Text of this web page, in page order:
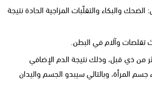
والبكاء والتقلّبات المزاجية الحادة نتيجة
تقلصات وآلام في البطن.
من ذي قبل، وذلك نتيجة الدم الإضافي
المرأة، وبالتالي سيبدو الجسم واليدان